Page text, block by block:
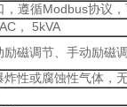
，遵循Modbus协议
， 5kVA
励磁调节、手动励磁
炸性或腐蚀性气体，